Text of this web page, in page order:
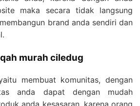
maka secara tidak langsung
brand anda sendiri dan
murah ciledug
membuat komunitas, dengan
anda dapat dengan mudah
anda kesasaran, karena orang